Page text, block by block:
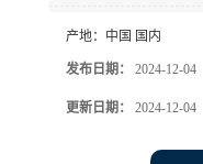
产地： 中国 国内
发布日期： 2024-12-04
更新日期： 2024-12-04